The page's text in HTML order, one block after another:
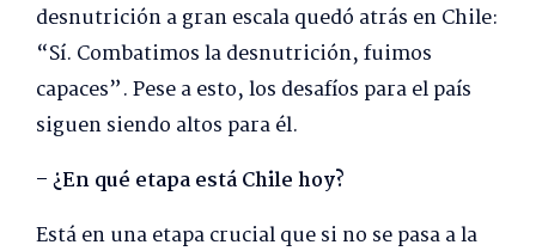
desnutrición a gran escala quedó atrás en Chile:
“Sí. Combatimos la desnutrición, fuimos
capaces”. Pese a esto, los desafíos para el país
siguen siendo altos para él.
– ¿En qué etapa está Chile hoy?
Está en una etapa crucial que si no se pasa a la